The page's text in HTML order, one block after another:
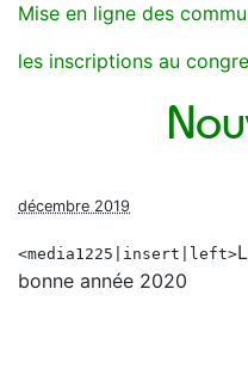
Mise en ligne des
les inscriptions au
décembre 2019
<media1225|insert|left>
bonne année 2020